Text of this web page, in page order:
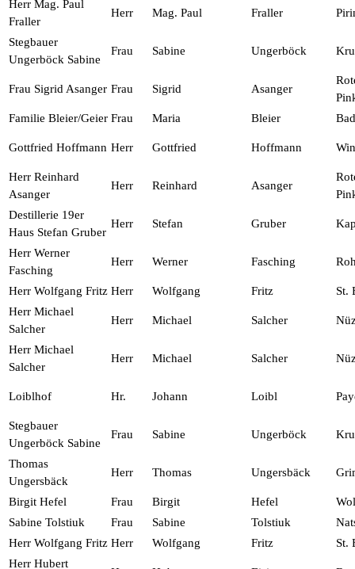
Herr Mag. Paul
Fraller
Herr Mag. Paul Fraller
Stegbauer
Ungerböck Sabine
Frau Sabine Ungerböck
Frau Sigrid Asanger Frau Sigrid Asanger
Familie Bleier/Geier Frau Maria Bleier
Gottfried Hoffmann Herr Gottfried Hoffmann
Herr Reinhard
Asanger
Herr Reinhard Asanger
Destillerie 19er
Haus Stefan Gruber
Herr Stefan Gruber
Herr Werner
Fasching
Herr Werner Fasching
Herr Wolfgang Fritz Herr Wolfgang Fritz
St.
Herr Michael
Salcher
Herr Michael Salcher
Herr Michael
Salcher
Herr Michael Salcher
Loiblhof Hr. Johann Loibl
Stegbauer
Ungerböck Sabine
Frau Sabine Ungerböck
Thomas
Ungersbäck
Herr Thomas Ungersbäck
Birgit Hefel Frau Birgit Hefel
Sabine Tolstiuk
Frau Sabine Tolstiuk
Herr Wolfgang Fritz Herr Wolfgang Fritz
St.
Herr Hubert